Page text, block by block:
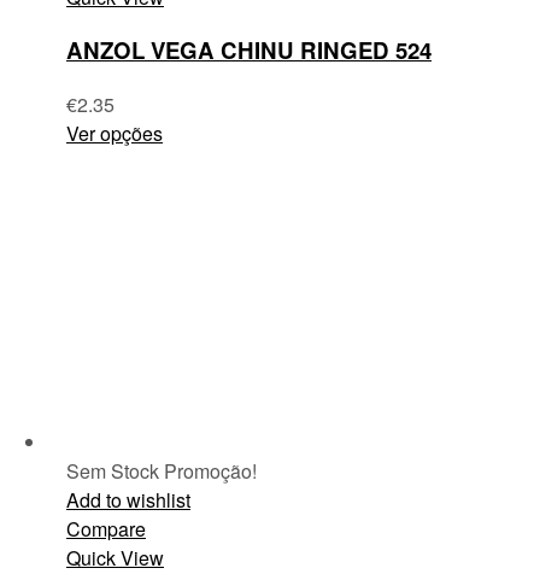
ANZOL VEGA CHINU RINGED 524
€2.35
Ver opções
Sem Stock Promoção!
Add to wishlist
Compare
Quick View